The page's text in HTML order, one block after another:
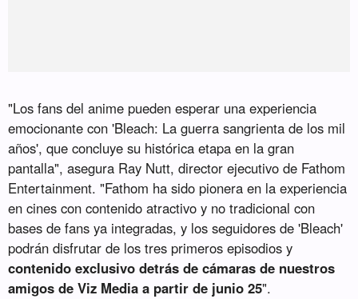
"Los fans del anime pueden esperar una experiencia
emocionante con 'Bleach: La guerra sangrienta de los mil
años', que concluye su histórica etapa en la gran
pantalla", asegura Ray Nutt, director ejecutivo de Fathom
Entertainment. "Fathom ha sido pionera en la experiencia
en cines con contenido atractivo y no tradicional con
bases de fans ya integradas, y los seguidores de 'Bleach'
podrán disfrutar de los tres primeros episodios y
contenido exclusivo detrás de cámaras de nuestros
amigos de Viz Media a partir de junio 25".